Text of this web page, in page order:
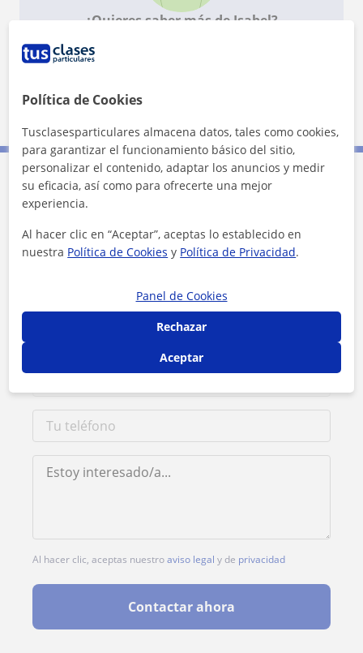
¿Quieres saber más de Isabel?
★
Contacta con Isabel
Tarifa 6€/h
Al hacer clic, aceptas nuestroaviso legal y de privacidad
Contactar ahora
Política de Cookies
Tusclasesparticulares almacena datos, tales como cookies,
para garantizar el funcionamiento básico del sitio,
personalizar el contenido, adaptar los anuncios y medir
su eficacia, así como para ofrecerte una mejor
experiencia.
Al hacer clic en “Aceptar”, aceptas lo establecido en
nuestra Política de Cookies y Política de Privacidad.
Panel de Cookies
Rechazar
Aceptar